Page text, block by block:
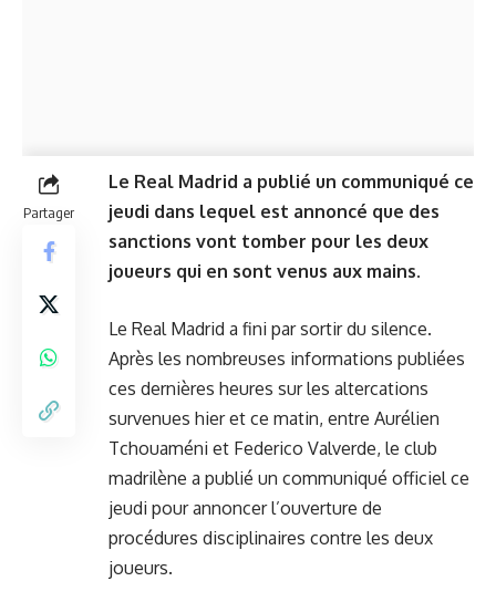
Partager
Le Real Madrid a publié un communiqué ce
jeudi dans lequel est annoncé que des
sanctions vont tomber pour les deux
joueurs qui en sont venus aux mains.
Le Real Madrid a fini par sortir du silence.
Après les nombreuses informations publiées
ces dernières heures sur les altercations
survenues hier et ce matin, entre Aurélien
Tchouaméni et Federico Valverde, le club
madrilène a publié un communiqué officiel ce
jeudi pour annoncer l’ouverture de
procédures disciplinaires contre les deux
joueurs.